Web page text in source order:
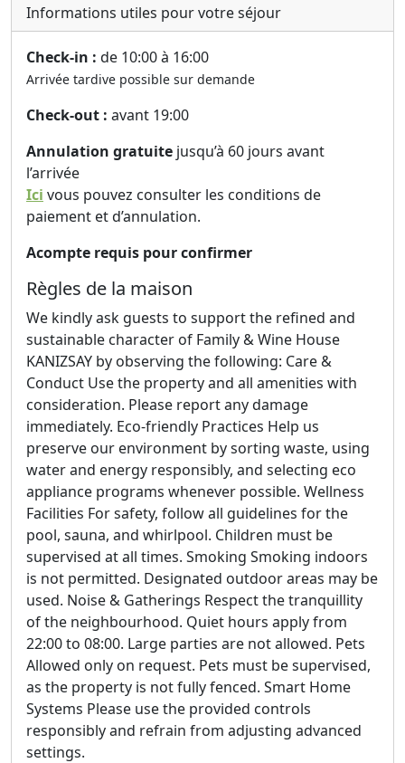
Informations utiles pour votre séjour
Check-in : de 10:00 à 16:00
Arrivée tardive possible sur demande
Check-out : avant 19:00
Annulation gratuite jusqu’à 60 jours avant
l’arrivée
Ici vous pouvez consulter les conditions de
paiement et d’annulation.
Acompte requis pour confirmer
Règles de la maison
We kindly ask guests to support the refined and
sustainable character of Family & Wine House
KANIZSAY by observing the following: Care &
Conduct Use the property and all amenities with
consideration. Please report any damage
immediately. Eco-friendly Practices Help us
preserve our environment by sorting waste, using
water and energy responsibly, and selecting eco
appliance programs whenever possible. Wellness
Facilities For safety, follow all guidelines for the
pool, sauna, and whirlpool. Children must be
supervised at all times. Smoking Smoking indoors
is not permitted. Designated outdoor areas may be
used. Noise & Gatherings Respect the tranquillity
of the neighbourhood. Quiet hours apply from
22:00 to 08:00. Large parties are not allowed. Pets
Allowed only on request. Pets must be supervised,
as the property is not fully fenced. Smart Home
Systems Please use the provided controls
responsibly and refrain from adjusting advanced
settings.